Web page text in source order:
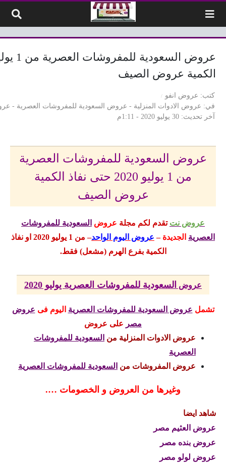
الكمية عروض الصيف
كتب
عروض انفو
في
عروض الادوات المنزلية - عروض السعودية للمفروشات العصرية -
آخر تحديث 30 يوليو 2020 - 1:11م
عروض السعودية للمفروشات العصرية
من 1 يوليو 2020 حتى نفاذ الكمية
عروض الصيف
عروض نت تقدم لكم مجلة عروض السعودية للمفروشات
العصرية الجديدة – عروض اليوم الواحد– من 1 يوليو
او نفاذ
الكمية بفرع الهرم (مشعل) فقط.
عروض السعودية للمفروشات العصرية يوليو 2020
تشمل عروض السعودية للمفروشات العصرية اليومفى عروض
مصر على عروض
عروض الادوات المنزلية من السعودية للمفروشات
العصرية
عروض المفروشات من السعودية للمفروشات العصرية
وغيرها من العروض و الخصومات ….
شاهد ايضا
عروض العثيم مصر
عروض بنده مصر
عروض لولو مصر